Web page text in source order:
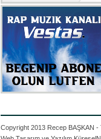
Copyright 2013 Recep BAŞKAN -